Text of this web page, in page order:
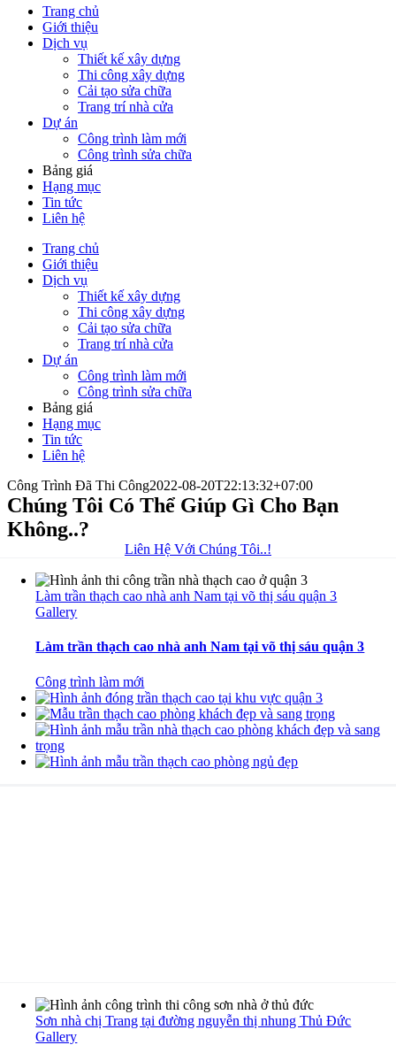
Trang chủ
Giới thiệu
Dịch vụ
Thiết kế xây dựng
Thi công xây dựng
Cải tạo sửa chữa
Trang trí nhà cửa
Dự án
Công trình làm mới
Công trình sửa chữa
Bảng giá
Hạng mục
Tin tức
Liên hệ
Trang chủ
Giới thiệu
Dịch vụ
Thiết kế xây dựng
Thi công xây dựng
Cải tạo sửa chữa
Trang trí nhà cửa
Dự án
Công trình làm mới
Công trình sửa chữa
Bảng giá
Hạng mục
Tin tức
Liên hệ
Công Trình Đã Thi Công2022-08-20T22:13:32+07:00
Chúng Tôi Có Thể Giúp Gì Cho Bạn
Không..?
Liên Hệ Với Chúng Tôi..!
Làm trần thạch cao nhà anh Nam tại võ thị sáu quận 3
Gallery
Làm trần thạch cao nhà anh Nam tại võ thị sáu quận 3
Công trình làm mới
Sơn nhà chị Trang tại đường nguyễn thị nhung Thủ Đức
Gallery